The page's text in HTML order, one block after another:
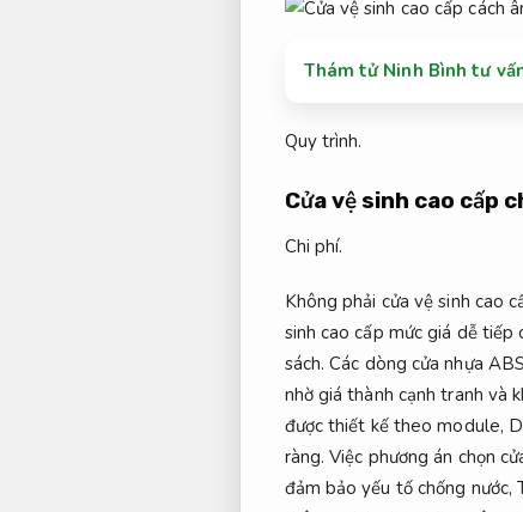
Thám tử Ninh Bình tư
Quy trình.
Cửa vệ sinh cao cấp
Chi phí.
Không phải cửa vệ sinh cao
sinh cao cấp mức giá dễ tiếp
sách. Các dòng cửa nhựa
nhờ giá thành cạnh tranh và
được thiết kế theo module,
ràng. Việc phương án chọn
đảm bảo yếu tố chống nước,